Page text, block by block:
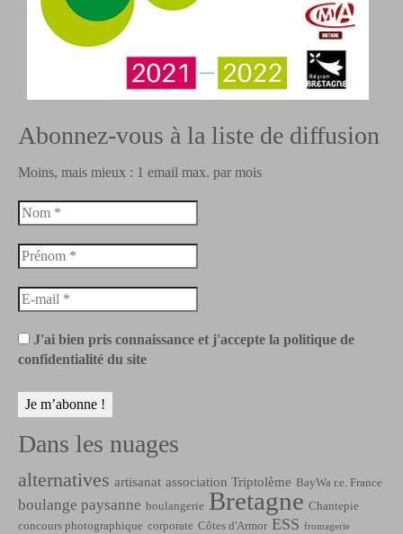
Abonnez-vous à la liste de diffusion
Moins, mais mieux : 1 email max. par mois
J'ai bien pris connaissance et j'accepte la politique de
confidentialité du site
Dans les nuages
alternatives artisanat association Triptolème BayWa r.e. France
boulange paysanne boulangerie Bretagne Chantepie
concours photographique corporate Côtes d'Armor ESS fromagerie